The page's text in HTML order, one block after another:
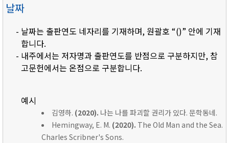
날짜
- 날짜는 출판연도 네자리를 기재하며, 원괄호 “()” 안에 기재
합니다.
- 내주에서는 저자명과 출판연도를 반점으로 구분하지만, 참
고문헌에서는 온점으로 구분합니다.
예시
김영하. (2020). 나는 나를 파괴할 권리가 있다. 문학동네.
Hemingway, E. M. (2020). The Old Man and the Sea.
Charles Scribner's Sons.